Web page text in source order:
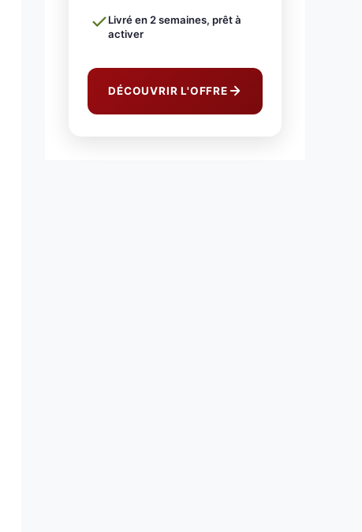
Livré en 2 semaines, prêt à
activer
DÉCOUVRIR L'OFFRE